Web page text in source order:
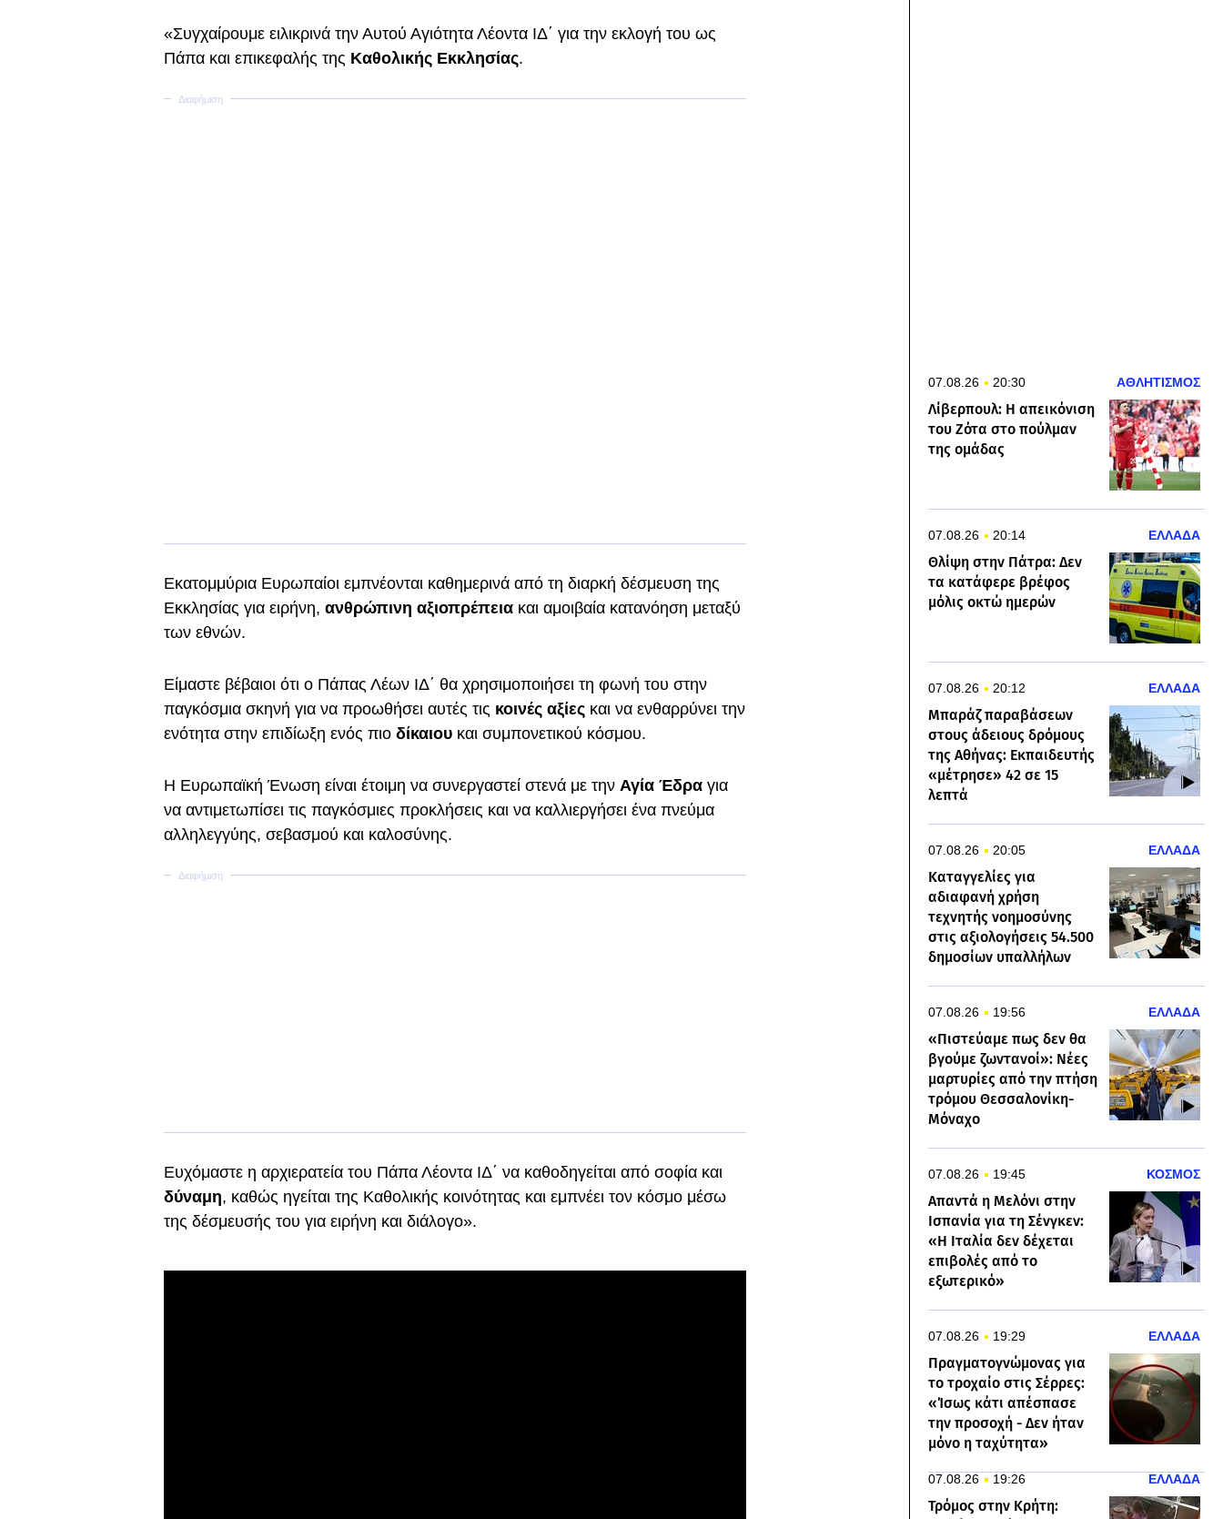
«Συγχαίρουμε ειλικρινά την Αυτού Αγιότητα Λέοντα ΙΔ΄ για την εκλογή του ως
Πάπα και επικεφαλής της Καθολικής Εκκλησίας.
Εκατομμύρια Ευρωπαίοι εμπνέονται καθημερινά από τη διαρκή δέσμευση της
Εκκλησίας για ειρήνη, ανθρώπινη αξιοπρέπεια και αμοιβαία κατανόηση μεταξύ
των εθνών.
Είμαστε βέβαιοι ότι ο Πάπας Λέων ΙΔ΄ θα χρησιμοποιήσει τη φωνή του στην
παγκόσμια σκηνή για να προωθήσει αυτές τις κοινές αξίες και να ενθαρρύνει την
ενότητα στην επιδίωξη ενός πιο δίκαιου και συμπονετικού κόσμου.
Η Ευρωπαϊκή Ένωση είναι έτοιμη να συνεργαστεί στενά με την Αγία Έδρα για
να αντιμετωπίσει τις παγκόσμιες προκλήσεις και να καλλιεργήσει ένα πνεύμα
αλληλεγγύης, σεβασμού και καλοσύνης.
Ευχόμαστε η αρχιερατεία του Πάπα Λέοντα ΙΔ΄ να καθοδηγείται από σοφία και
δύναμη, καθώς ηγείται της Καθολικής κοινότητας και εμπνέει τον κόσμο μέσω
της δέσμευσής του για ειρήνη και διάλογο».
07.08.26 20:30 ΑΘΛΗΤΙΣΜΟΣ
Λίβερπουλ: Η απεικόνιση
του Ζότα στο πούλμαν
της ομάδας
07.08.26 20:14 ΕΛΛΑΔΑ
Θλίψη στην Πάτρα: Δεν
τα κατάφερε βρέφος
μόλις οκτώ ημερών
07.08.26 20:12 ΕΛΛΑΔΑ
Μπαράζ παραβάσεων
στους άδειους δρόμους
της Αθήνας: Εκπαιδευτής
«μέτρησε» 42 σε 15
λεπτά
07.08.26 20:05 ΕΛΛΑΔΑ
Καταγγελίες για
αδιαφανή χρήση
τεχνητής νοημοσύνης
στις αξιολογήσεις 54.500
δημοσίων υπαλλήλων
07.08.26 19:56 ΕΛΛΑΔΑ
«Πιστεύαμε πως δεν θα
βγούμε ζωντανοί»: Νέες
μαρτυρίες από την πτήση
τρόμου Θεσσαλονίκη-
Μόναχο
07.08.26 19:45 ΚΟΣΜΟΣ
Απαντά η Μελόνι στην
Ισπανία για τη Σένγκεν:
«Η Ιταλία δεν δέχεται
επιβολές από το
εξωτερικό»
07.08.26 19:29 ΕΛΛΑΔΑ
Πραγματογνώμονας για
το τροχαίο στις Σέρρες:
«Ίσως κάτι απέσπασε
την προσοχή - Δεν ήταν
μόνο η ταχύτητα»
07.08.26 19:26 ΕΛΛΑΔΑ
Τρόμος στην Κρήτη: